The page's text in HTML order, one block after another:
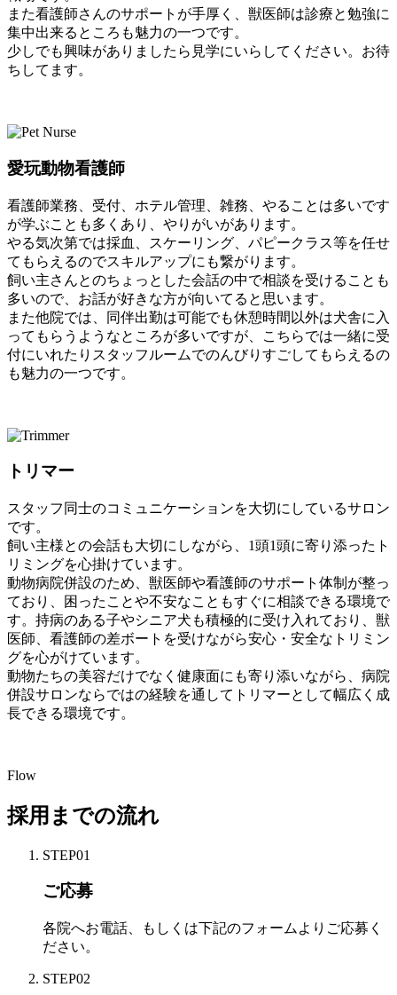
また看護師さんのサポートが手厚く、獣医師は診療と勉強に
集中出来るところも魅力の一つです。
少しでも興味がありましたら見学にいらしてください。お待
ちしてます。
愛玩動物看護師
看護師業務、受付、ホテル管理、雑務、やることは多いです
が学ぶことも多くあり、やりがいがあります。
やる気次第では採血、スケーリング、パピークラス等を任せ
てもらえるのでスキルアップにも繋がります。
飼い主さんとのちょっとした会話の中で相談を受けることも
多いので、お話が好きな方が向いてると思います。
また他院では、同伴出勤は可能でも休憩時間以外は犬舎に入
ってもらうようなところが多いですが、こちらでは一緒に受
付にいれたりスタッフルームでのんびりすごしてもらえるの
も魅力の一つです。
トリマー
スタッフ同士のコミュニケーションを大切にしているサロン
です。
飼い主様との会話も大切にしながら、1頭1頭に寄り添ったト
リミングを心掛けています。
動物病院併設のため、獣医師や看護師のサポート体制が整っ
ており、困ったことや不安なこともすぐに相談できる環境で
す。持病のある子やシニア犬も積極的に受け入れており、獣
医師、看護師の差ボートを受けながら安心・安全なトリミン
グを心がけています。
動物たちの美容だけでなく健康面にも寄り添いながら、病院
併設サロンならではの経験を通してトリマーとして幅広く成
長できる環境です。
Flow
採用までの流れ
STEP01
ご応募
各院へお電話、もしくは下記のフォームよりご応募く
ださい。
STEP02